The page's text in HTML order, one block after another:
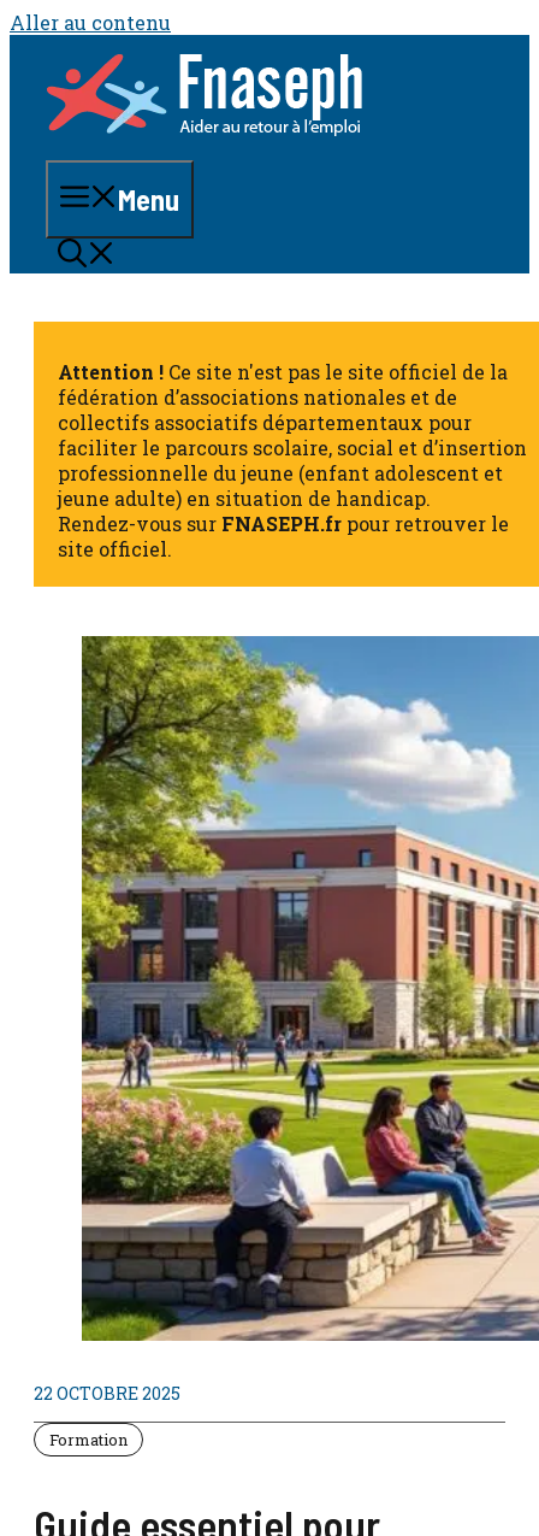
Aller au contenu
Menu
Attention ! Ce site n'est pas le site officiel de la
fédération d’associations nationales et de
collectifs associatifs départementaux pour
faciliter le parcours scolaire, social et d’insertion
professionnelle du jeune (enfant adolescent et
jeune adulte) en situation de handicap.
Rendez-vous sur FNASEPH.fr pour retrouver le
site officiel.
22 OCTOBRE 2025
Formation
Guide essentiel pour